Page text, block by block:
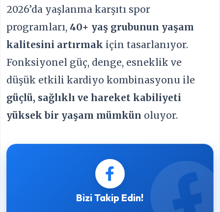
2026’da yaşlanma karşıtı spor
programları,40+ yaş grubunun yaşam
kalitesini artırmak için tasarlanıyor.
Fonksiyonel güç, denge, esneklik ve
düşük etkili kardiyo kombinasyonu ile
güçlü, sağlıklı ve hareket kabiliyeti
yüksek bir yaşam mümkün oluyor.
Bizi Takip Edin!